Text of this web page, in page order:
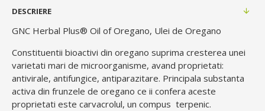
DESCRIERE
GNC Herbal Plus® Oil of Oregano, Ulei de Oregano
Constituentii bioactivi din oregano suprima cresterea unei
varietati mari de microorganisme, avand proprietati:
antivirale, antifungice, antiparazitare. Principala substanta
activa din frunzele de oregano ce ii confera aceste
proprietati este carvacrolul, un compus terpenic.